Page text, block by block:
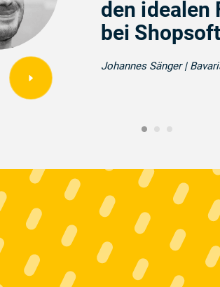
den idealen
bei
Johannes Sänger |